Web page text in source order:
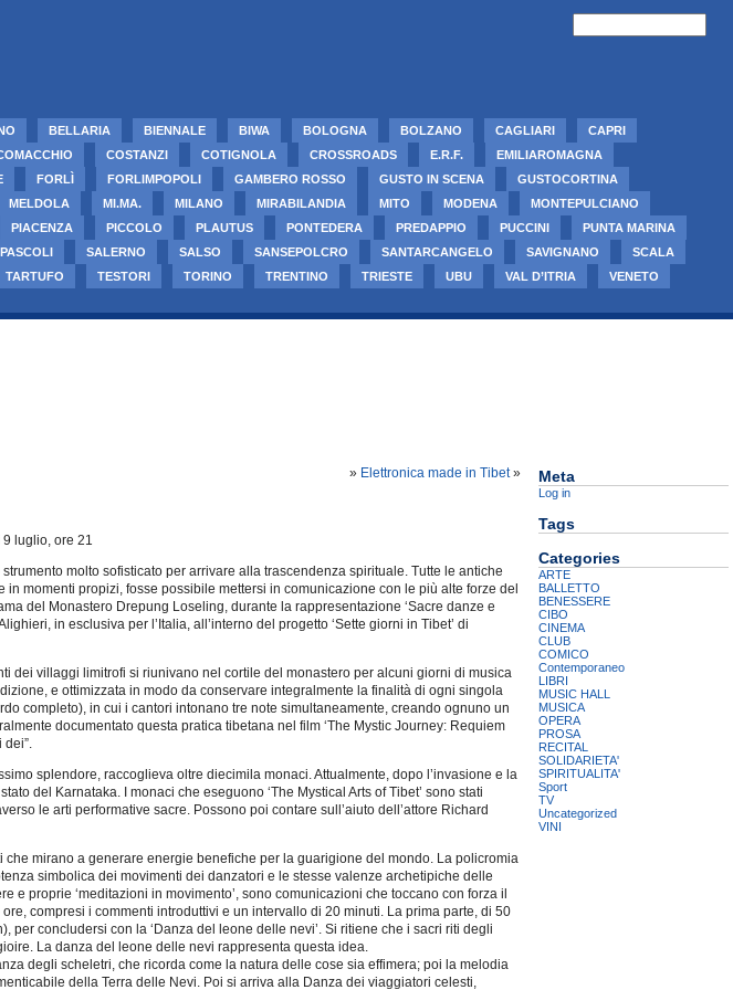
BELLARIA BIENNALE BIWA BOLOGNA BOLZANO CAGLIARI
CAPRI
COSTANZI COTIGNOLA CROSSROADS E.R.F.
EMILIAROMAGNA
FORLÌ FORLIMPOPOLI GAMBERO ROSSO GUSTO IN SCENA
GUSTOCORTINA
MELDOLA MI.MA. MILANO MIRABILANDIA MITO MODENA
MONTEPULCIANO
PIACENZA PICCOLO PLAUTUS PONTEDERA PREDAPPIO PUCCINI
PUNTA MARINA
SALERNO SALSO SANSEPOLCRO SANTARCANGELO SAVIGNANO
SCALA
TARTUFO TESTORI TORINO TRENTINO TRIESTE UBU VAL D’ITRIA
VENETO
» Elettronica made in Tibet»
luglio, ore 21
molto sofisticato per arrivare alla trascendenza spirituale. Tutte le antiche
momenti propizi, fosse possibile mettersi in comunicazione con le più alte forze del
del Monastero Drepung Loseling, durante la rappresentazione ‘Sacre danze e
in esclusiva per l’Italia, all’interno del progetto ‘Sette giorni in Tibet’ di
dei villaggi limitrofi si riunivano nel cortile del monastero per alcuni giorni di musica
e ottimizzata in modo da conservare integralmente la finalità di ogni singola
completo), in cui i cantori intonano tre note simultaneamente, creando ognuno un
documentato questa pratica tibetana nel film ‘The Mystic Journey: Requiem
dei”.
splendore, raccoglieva oltre diecimila monaci. Attualmente, dopo l’invasione e la
del Karnataka. I monaci che eseguono ‘The Mystical Arts of Tibet’ sono stati
le arti performative sacre. Possono poi contare sull’aiuto dell’attore Richard
mirano a generare energie benefiche per la guarigione del mondo. La policromia
simbolica dei movimenti dei danzatori e le stesse valenze archetipiche delle
e proprie ‘meditazioni in movimento’, sono comunicazioni che toccano con forza il
compresi i commenti introduttivi e un intervallo di 20 minuti. La prima parte, di 50
per concludersi con la ‘Danza del leone delle nevi’. Si ritiene che i sacri riti degli
La danza del leone delle nevi rappresenta questa idea.
degli scheletri, che ricorda come la natura delle cose sia effimera; poi la melodia
della Terra delle Nevi. Poi si arriva alla Danza dei viaggiatori celesti,
Meta
Log in
Tags
Categories
ARTE
BALLETTO
BENESSERE
CIBO
CINEMA
CLUB
COMICO
Contemporaneo
LIBRI
MUSIC HALL
MUSICA
OPERA
PROSA
RECITAL
SOLIDARIETA'
SPIRITUALITA'
Sport
TV
Uncategorized
VINI